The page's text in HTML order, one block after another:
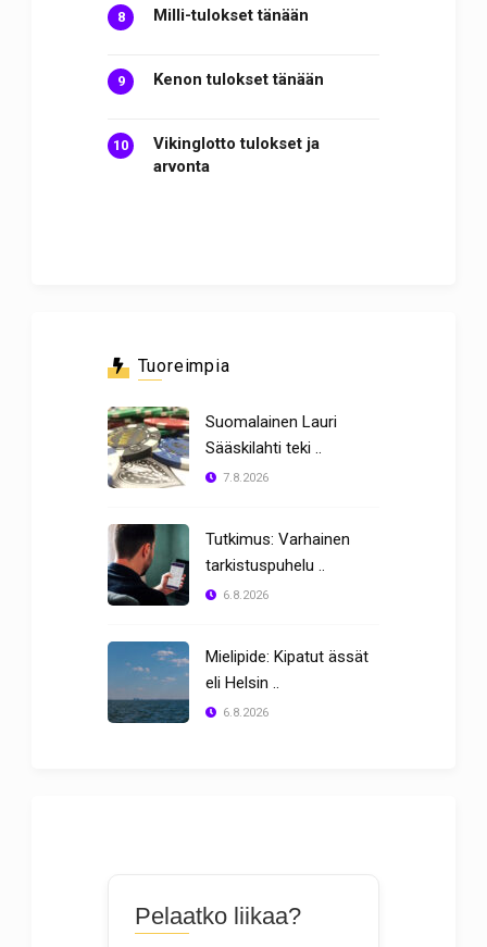
Milli-tulokset tänään
Kenon tulokset tänään
Vikinglotto tulokset ja
arvonta
Tuoreimpia
Suomalainen Lauri
Sääskilahti teki ..
7.8.2026
Tutkimus: Varhainen
tarkistuspuhelu ..
6.8.2026
Mielipide: Kipatut ässät
eli Helsin ..
6.8.2026
Pelaatko liikaa?